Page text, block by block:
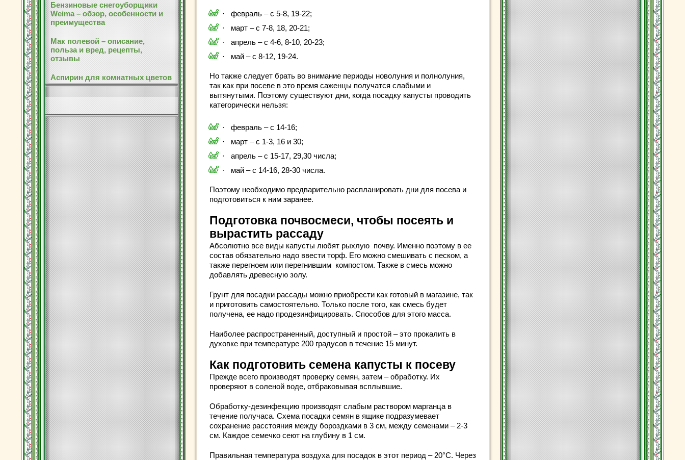
Бензиновые снегоуборщики
Weima – обзор, особенности и
преимущества
Мак полевой – описание,
польза и вред, рецепты,
отзывы
Аспирин для комнатных цветов
· февраль – с 5-8, 19-22;
· март – с 7-8, 18, 20-21;
· апрель – с 4-6, 8-10, 20-23;
· май – с 8-12, 19-24.
Но также следует брать во внимание периоды новолуния и полнолуния,
так как при посеве в это время саженцы получатся слабыми и
вытянутыми. Поэтому существуют дни, когда посадку капусты проводить
категорически нельзя:
· февраль – с 14-16;
· март – с 1-3, 16 и 30;
· апрель – с 15-17, 29,30 числа;
· май – с 14-16, 28-30 числа.
Поэтому необходимо предварительно распланировать дни для посева и
подготовиться к ним заранее.
Подготовка почвосмеси, чтобы посеять и
вырастить рассаду
Абсолютно все виды капусты любят рыхлую почву. Именно поэтому в ее
состав обязательно надо ввести торф. Его можно смешивать с песком, а
также перегноем или перегнившим компостом. Также в смесь можно
добавлять древесную золу.
Грунт для посадки рассады можно приобрести как готовый в магазине, так
и приготовить самостоятельно. Только после того, как смесь будет
получена, ее надо продезинфицировать. Способов для этого масса.
Наиболее распространенный, доступный и простой – это прокалить в
духовке при температуре 200 градусов в течение 15 минут.
Как подготовить семена капусты к посеву
Прежде всего производят проверку семян, затем – обработку. Их
проверяют в соленой воде, отбраковывая всплывшие.
Обработку-дезинфекцию производят слабым раствором марганца в
течение получаса. Схема посадки семян в ящике подразумевает
сохранение расстояния между бороздками в 3 см, между семенами – 2-3
см. Каждое семечко сеют на глубину в 1 см.
Правильная температура воздуха для посадок в этот период – 20°C. Через